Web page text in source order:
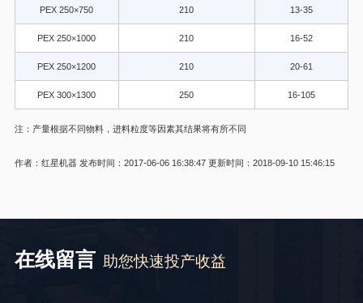
PEX 250×750 210 13-35
PEX 250×1000 210 16-52
PEX 250×1200 210 20-61
PEX 300×1300 250 16-105
注：产量根据不同物料，进料粒度等因素其结果将有所不同
作者：红星机器 发布时间：2017-06-06 16:38:47 更新时间：2018-09-10 15:46:15
在线留言 助您快速投产收益